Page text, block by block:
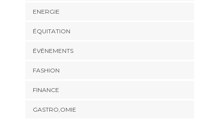
ENERGIE
ÉQUITATION
ÉVÉNEMENTS
FASHION
FINANCE
GASTRO,OMIE